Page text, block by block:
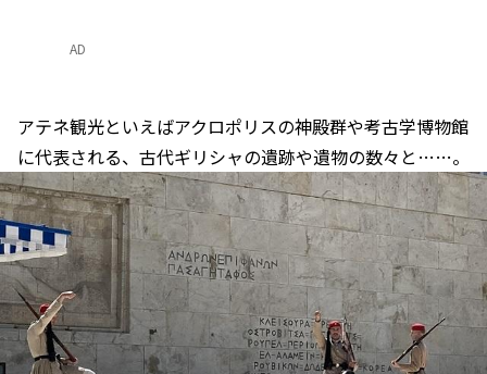
AD
アテネ観光といえばアクロポリスの神殿群や考古学博物館
に代表される、古代ギリシャの遺跡や遺物の数々と……。